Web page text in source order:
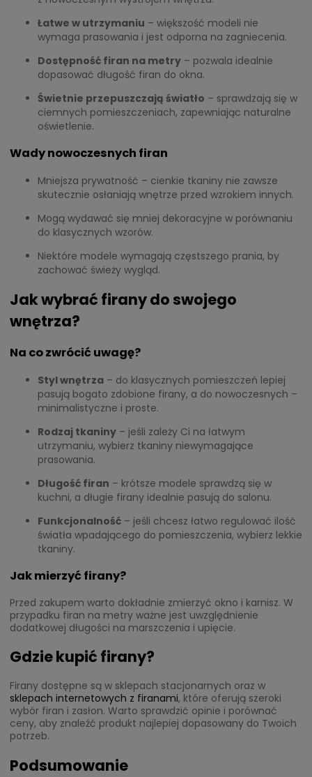
Łatwe w utrzymaniu – większość modeli nie
wymaga prasowania i jest odporna na zagniecenia.
Dostępność firan na metry – pozwala idealnie
dopasować długość firan do okna.
Świetnie przepuszczają światło – sprawdzają się w
ciemnych pomieszczeniach, zapewniając naturalne
oświetlenie.
Wady nowoczesnych firan
Mniejsza prywatność – cienkie tkaniny nie zawsze
skutecznie osłaniają wnętrze przed wzrokiem innych.
Mogą wydawać się mniej dekoracyjne w porównaniu
do klasycznych wzorów.
Niektóre modele wymagają częstszego prania, by
zachować świeży wygląd.
Jak wybrać firany do swojego
wnętrza?
Na co zwrócić uwagę?
Styl wnętrza – do klasycznych pomieszczeń lepiej
pasują bogato zdobione firany, a do nowoczesnych –
minimalistyczne i proste.
Rodzaj tkaniny – jeśli zależy Ci na łatwym
utrzymaniu, wybierz tkaniny niewymagające
prasowania.
Długość firan – krótsze modele sprawdzą się w
kuchni, a długie firany idealnie pasują do salonu.
Funkcjonalność – jeśli chcesz łatwo regulować ilość
światła wpadającego do pomieszczenia, wybierz lekkie
tkaniny.
Jak mierzyć firany?
Przed zakupem warto dokładnie zmierzyć okno i karnisz. W
przypadku firan na metry ważne jest uwzględnienie
dodatkowej długości na marszczenia i upięcie.
Gdzie kupić firany?
Firany dostępne są w sklepach stacjonarnych oraz w
sklepach internetowych z firanami, które oferują szeroki
wybór firan i zasłon. Warto sprawdzić opinie i porównać
ceny, aby znaleźć produkt najlepiej dopasowany do Twoich
potrzeb.
Podsumowanie